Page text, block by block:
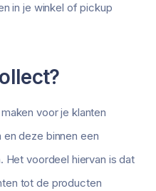
in je winkel of pickup
voor je klanten
deze binnen een
Het voordeel hiervan is dat
tot de producten